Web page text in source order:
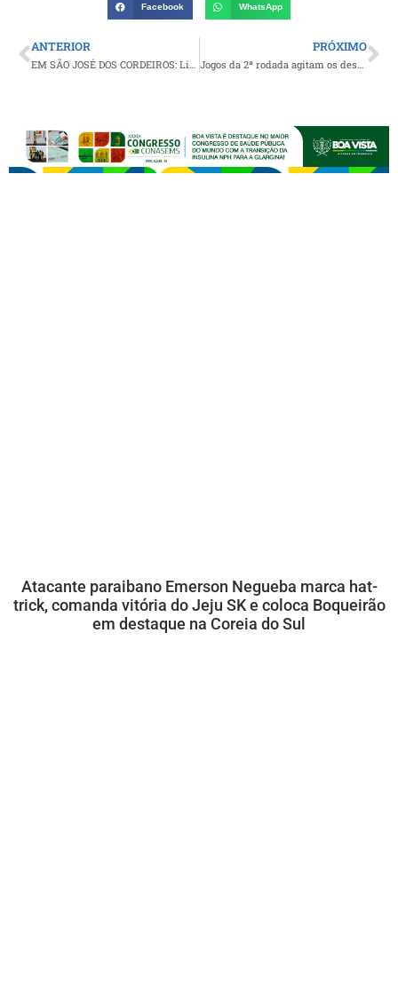
Facebook WhatsApp
ANTERIOR
EM SÃO JOSÉ DOS CORDEIROS: Liga dos Astros de Futsal tem continuidade com os jogos de abertura da 2ª rodada
PRÓXIMO
Jogos da 2ª rodada agitam os desportistas da região pela Copa Integração de Futebol 2025; CONFIRA OS RESULTADOS
Atacante paraibano Emerson Negueba marca hat-
trick, comanda vitória do Jeju SK e coloca Boqueirão
em destaque na Coreia do Sul